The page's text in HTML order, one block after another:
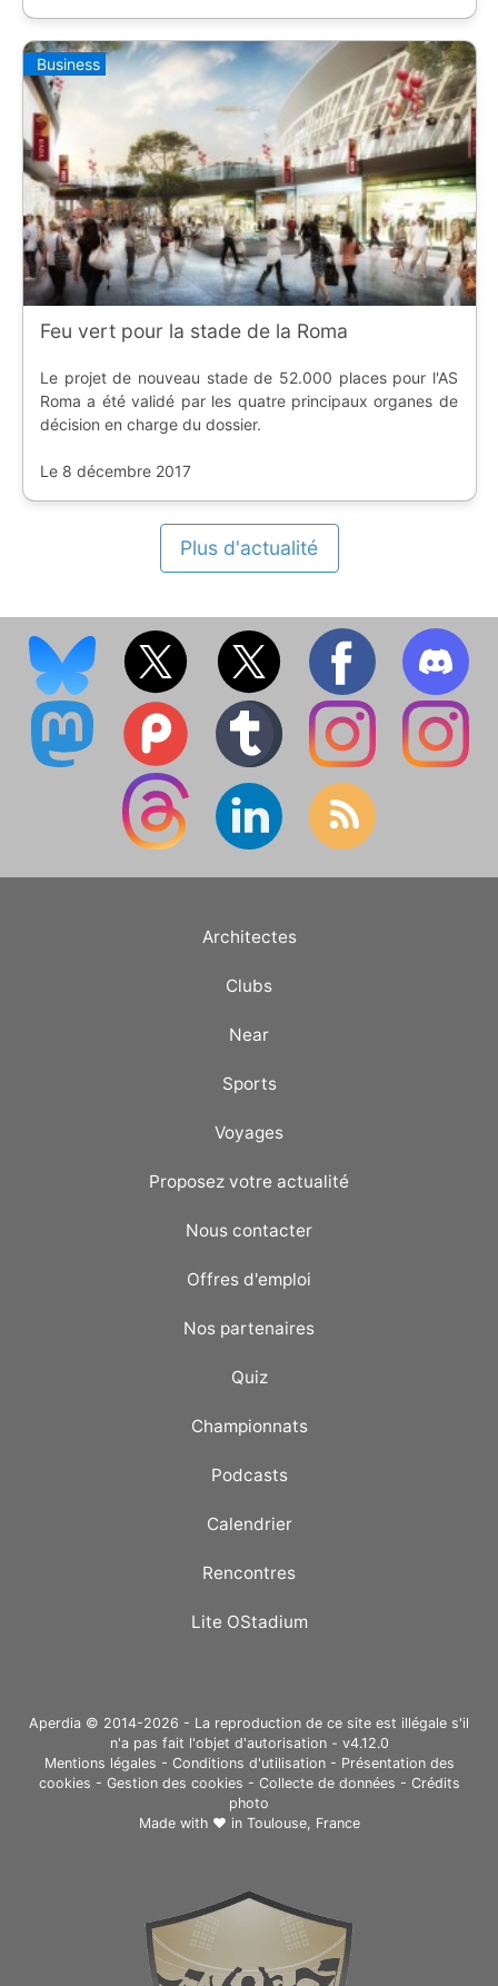
Business
Feu vert pour la stade de la Roma
Le projet de nouveau stade de 52.000 places pour l'AS
Roma a été validé par les quatre principaux organes de
décision en charge du dossier.
Le 8 décembre 2017
Plus d'actualité
Architectes
Clubs
Near
Sports
Voyages
Proposez votre actualité
Nous contacter
Offres d'emploi
Nos partenaires
Quiz
Championnats
Podcasts
Calendrier
Rencontres
Lite OStadium
Aperdia © 2014-2026 - La reproduction de ce site est illégale s'il
n'a pas fait l'objet d'autorisation - v4.12.0
Mentions légales - Conditions d'utilisation- Présentation des
cookies - Gestion des cookies - Collecte de données - Crédits
photo
Made with ❤ in Toulouse, France